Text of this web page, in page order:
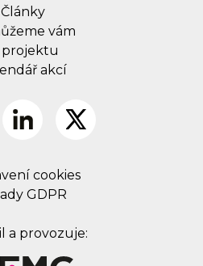
Články
vám
projektu
akcí
cookies
GDPR
a provozuje: